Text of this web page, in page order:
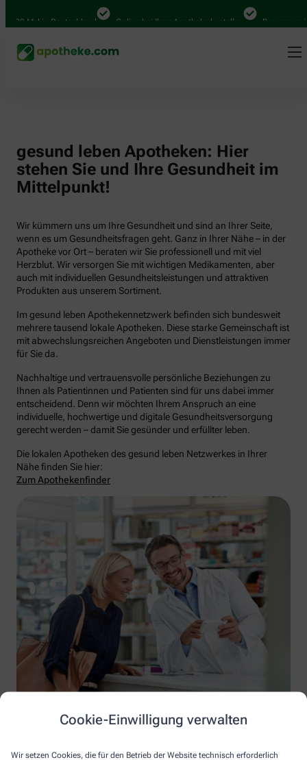
Cookie-Einwilligung verwalten
Wir setzen Cookies, die für den Betrieb der Website technisch erforderlich
Mal in Deutschland Online bei Ihrer Apotheke bestellen Bequem
gesund leben Apotheken: Hier
stehen Sie und Ihre Gesundheit im
Mittelpunkt!
Wir kümmern uns um Ihre Gesundheit und sind an Ihrer Seite,
wenn es um Gesundheitsfragen geht. Ganz in Ihrer Nähe – in der
Apotheke vor Ort – beraten wir Sie professionell und mit viel
Herzblut. Wir versorgen Sie mit wichtigen Medikamenten, aber
auch mit individuellen Gesundheitsleistungen und attraktiven
Produkten aus unserem Sortiment.
Im gesund leben Apothekennetzwerk befinden sich bundesweit
mehrere tausend lokale Apotheken. Diese starke Gemeinschaft ist
mit abwechslungsreichen Angeboten und Dienstleistungen immer
für Sie da.
Nachhaltige und vertrauensvolle persönliche Beziehungen zu
Ihnen als Patientinnen und Patienten sind für uns dabei immer
entscheidend. Denn wir möchten Ihrem Anspruch an eine
individuelle, hochwertige und digitale Gesundheitsversorgung
gerecht werden – damit Sie gesünder und erfüllter leben.
Die lokalen Apotheken des gesund leben Netzwerkes in Ihrer
Nähe finden Sie hier:
Zum Apothekenfinder